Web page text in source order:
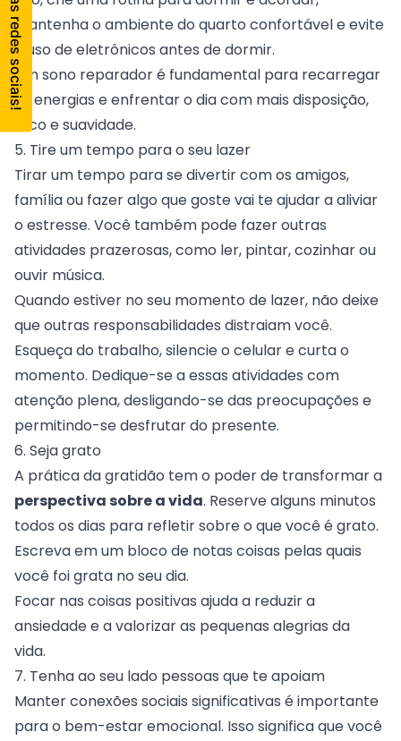
mantenha o ambiente do quarto confortável e evite
o uso de eletrônicos antes de dormir.
Um sono reparador é fundamental para recarregar
as energias e enfrentar o dia com mais disposição,
foco e suavidade.
5. Tire um tempo para o seu lazer
Tirar um tempo para se divertir com os amigos,
família ou fazer algo que goste vai te ajudar a aliviar
o estresse. Você também pode fazer outras
atividades prazerosas, como ler, pintar, cozinhar ou
ouvir música.
Quando estiver no seu momento de lazer, não deixe
que outras responsabilidades distraiam você.
Esqueça do trabalho, silencie o celular e curta o
momento. Dedique-se a essas atividades com
atenção plena, desligando-se das preocupações e
permitindo-se desfrutar do presente.
6. Seja grato
A prática da gratidão tem o poder de transformar a
perspectiva sobre a vida. Reserve alguns minutos
todos os dias para refletir sobre o que você é grato.
Escreva em um bloco de notas coisas pelas quais
você foi grata no seu dia.
Focar nas coisas positivas ajuda a reduzir a
ansiedade e a valorizar as pequenas alegrias da
vida.
7. Tenha ao seu lado pessoas que te apoiam
Manter conexões sociais significativas é importante
para o bem-estar emocional. Isso significa que você